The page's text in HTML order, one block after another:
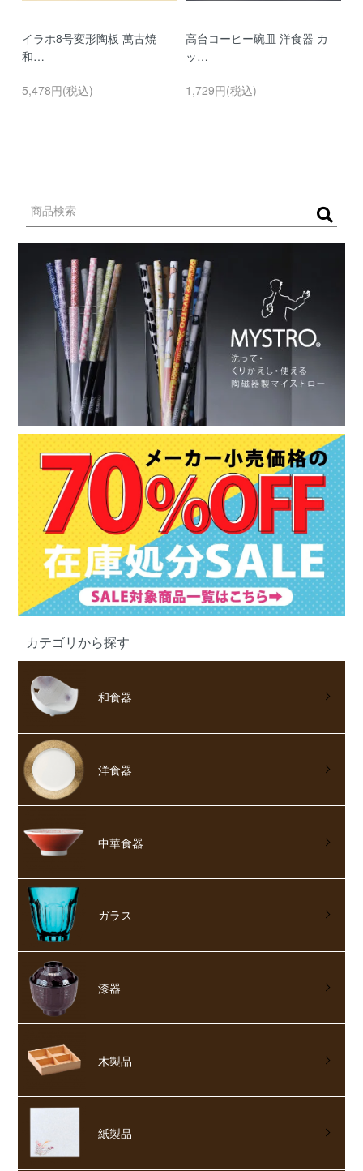
カテゴリから探す
和食器
洋食器
中華食器
ガラス
漆器
木製品
紙製品
イラホ8号変形陶板 萬古焼
和…
5,478円(税込)
高台コーヒー碗皿 洋食器 カ
ッ…
1,729円(税込)